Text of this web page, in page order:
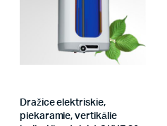
Dražice elektriskie,
piekaramie, vertikālie